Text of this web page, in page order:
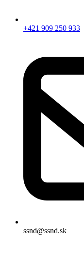
+421 909 250 933
ssnd@ssnd.sk